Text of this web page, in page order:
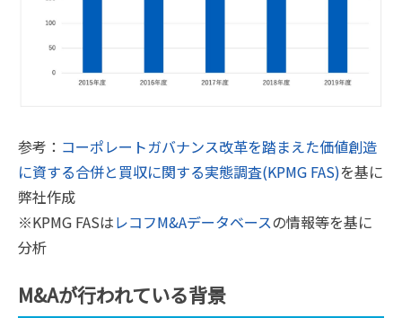
参考： コーポレートガバナンス改革を踏まえた価値創造
に資する合併と買収に関する実態調査(KPMG FAS)を基に
弊社作成
※KPMG FASはレコフM&Aデータベースの情報等を基に
分析
M&Aが行われている背景